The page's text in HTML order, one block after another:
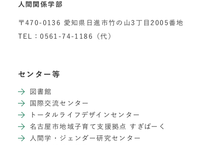
人間関係学部
〒470-0136 愛知県日進市竹の山3丁目2005番地
TEL：0561-74-1186（代）
センター等
図書館
国際交流センター
トータルライフデザインセンター
名古屋市地域子育て支援拠点 すぎぱーく
人間学・ジェンダー研究センター